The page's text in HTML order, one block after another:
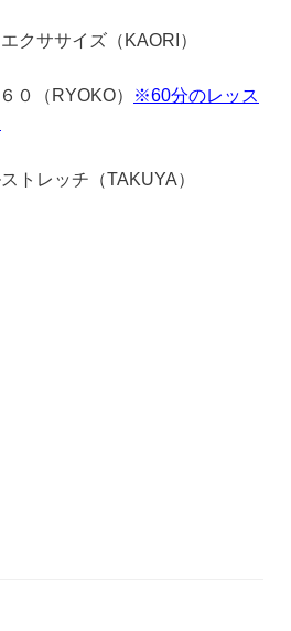
クササイズ（KAORI）
０（RYOKO）
※60分のレッス
トレッチ（TAKUYA）